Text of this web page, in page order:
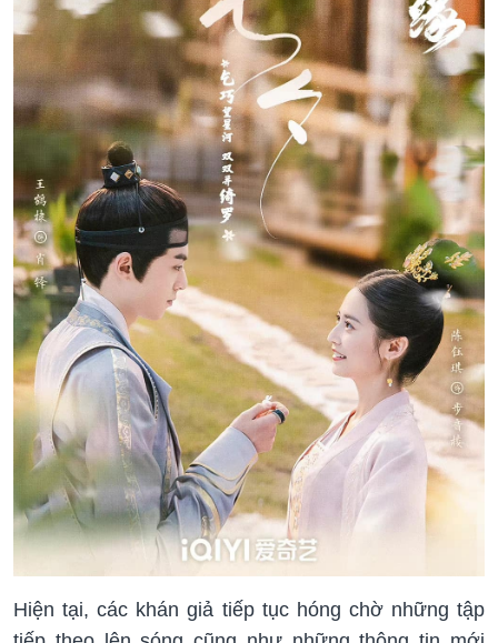
Hiện tại, các khán giả tiếp tục hóng chờ những tập